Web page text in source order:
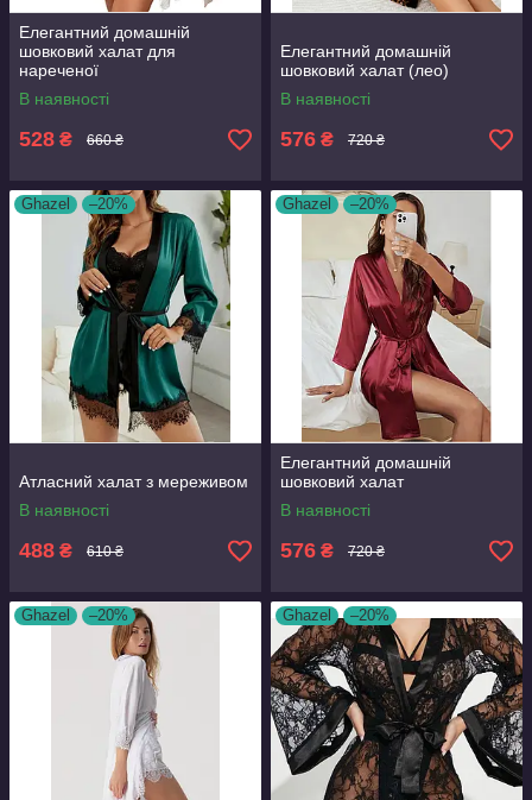
Елегантний домашній
шовковий халат для
нареченої
В наявності
528 ₴ 660 ₴
Елегантний домашній
шовковий халат (лео)
В наявності
576 ₴ 720 ₴
Ghazel –20%
Атласний халат з мереживом
В наявності
488 ₴ 610 ₴
Ghazel –20%
Елегантний домашній
шовковий халат
В наявності
576 ₴ 720 ₴
Ghazel –20% Ghazel –20%